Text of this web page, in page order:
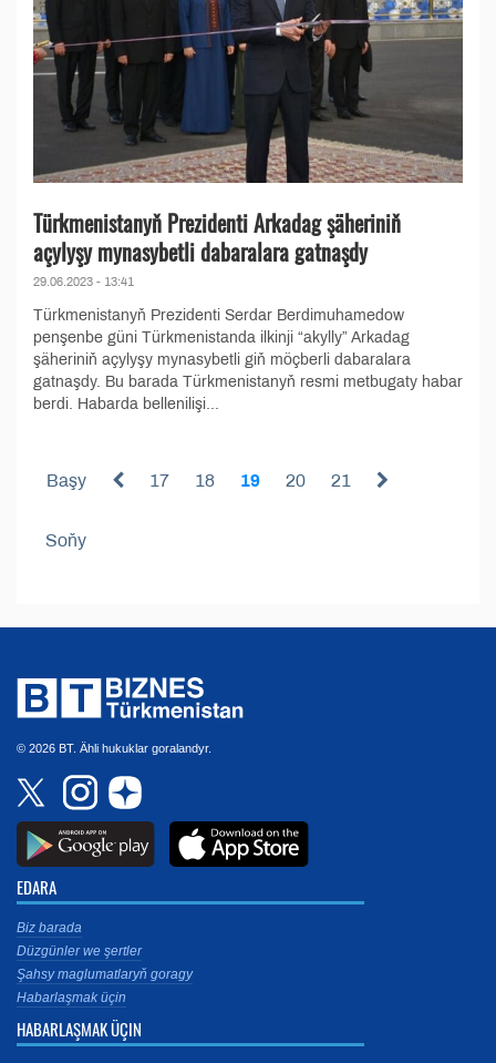
Türkmenistanyň Prezidenti Arkadag şäheriniň
açylyşy mynasybetli dabaralara gatnaşdy
29.06.2023 - 13:41
Türkmenistanyň Prezidenti Serdar Berdimuhamedow
penşenbe güni Türkmenistanda ilkinji “akylly” Arkadag
şäheriniň açylyşy mynasybetli giň möçberli dabaralara
gatnaşdy. Bu barada Türkmenistanyň resmi metbugaty habar
berdi. Habarda bellenilişi...
Başy 17 18 19 20 21
Soňy
© 2026 BT. Ähli hukuklar goralandyr.
EDARA
Biz barada
Düzgünler we şertler
Şahsy maglumatlaryň goragy
Habarlaşmak üçin
HABARLAŞMAK ÜÇIN